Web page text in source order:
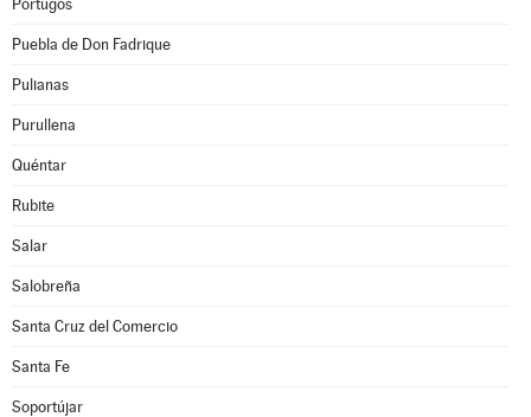
Pórtugos
Puebla de Don Fadrique
Pulianas
Purullena
Quéntar
Rubite
Salar
Salobreña
Santa Cruz del Comercio
Santa Fe
Soportújar